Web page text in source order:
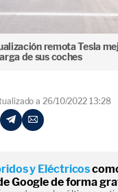
remota Tesla
de sus coches
a 26/10/2022 13:28
y Eléctricos
Google de forma